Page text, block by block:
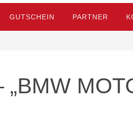
GUTSCHEIN PARTNER